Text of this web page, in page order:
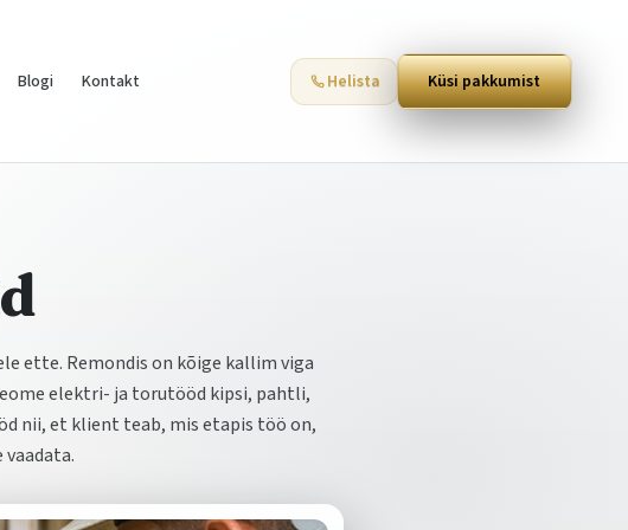
Blogi Kontakt Helista Küsi pakkumist
ette. Remondis on kõige kallim viga
elektri- ja torutööd kipsi, pahtli,
nii, et klient teab, mis etapis töö on,